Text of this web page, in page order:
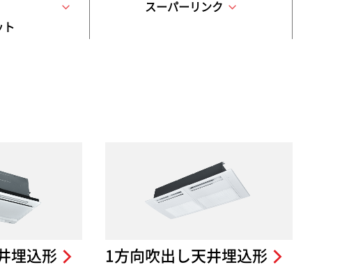
ト
スーパーリンク
埋込形 1方向吹出し天井埋込形